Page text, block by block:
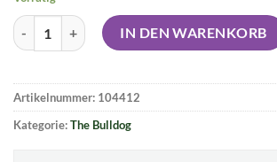
was:
2,00€.
is:
2,00€.
THE BULLDOG Protector - Jointhülle Menge
IN DEN WARENKORB
Artikelnummer: 104412
Kategorie:The Bulldog